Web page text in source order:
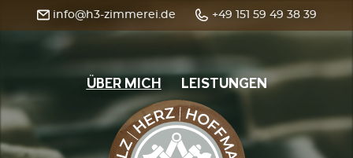
info@h3-zimmerei.de +49 151 59 49 38 39
ÜBER MICH LEISTUNGEN
HOME